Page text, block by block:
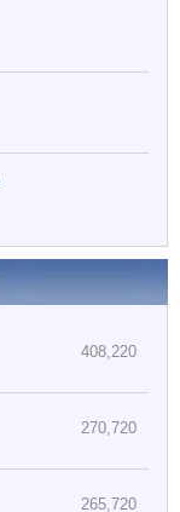
408,220
270,720
265,720